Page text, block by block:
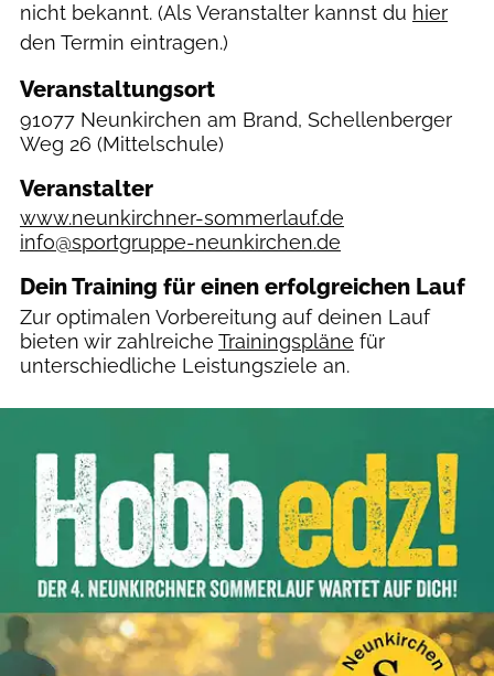
nicht bekannt. (Als Veranstalter kannst du hier
den Termin eintragen.)
Veranstaltungsort
91077 Neunkirchen am Brand, Schellenberger
Weg 26 (Mittelschule)
Veranstalter
www.neunkirchner-sommerlauf.de
info@sportgruppe-neunkirchen.de
Dein Training für einen erfolgreichen Lauf
Zur optimalen Vorbereitung auf deinen Lauf
bieten wir zahlreiche Trainingspläne für
unterschiedliche Leistungsziele an.